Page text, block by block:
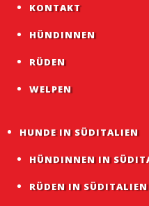
KONTAKT
HÜNDINNEN
RÜDEN
WELPEN
HUNDE IN SÜDITALIEN
HÜNDINNEN IN
RÜDEN IN SÜDITALIEN